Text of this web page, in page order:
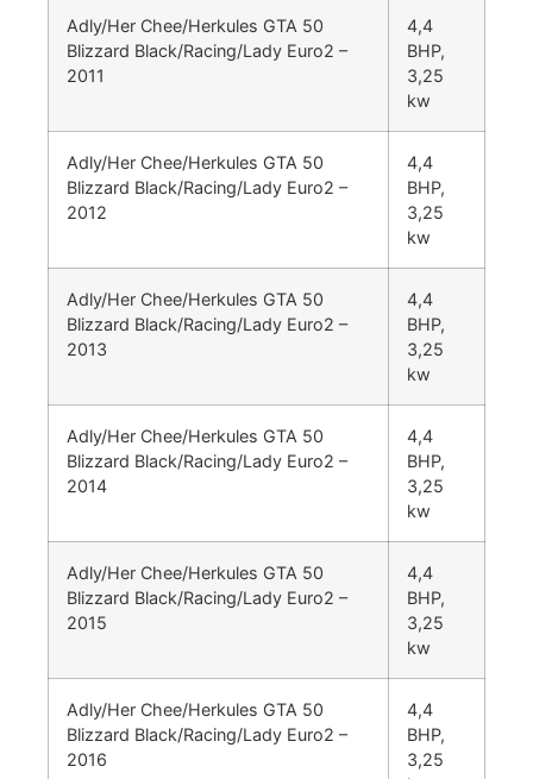
Adly/Her Chee/Herkules GTA 50
Blizzard Black/Racing/Lady Euro2 –
2011
4,4
BHP,
3,25
kw
Adly/Her Chee/Herkules GTA 50
Blizzard Black/Racing/Lady Euro2 –
2012
4,4
BHP,
3,25
kw
Adly/Her Chee/Herkules GTA 50
Blizzard Black/Racing/Lady Euro2 –
2013
4,4
BHP,
3,25
kw
Adly/Her Chee/Herkules GTA 50
Blizzard Black/Racing/Lady Euro2 –
2014
4,4
BHP,
3,25
kw
Adly/Her Chee/Herkules GTA 50
Blizzard Black/Racing/Lady Euro2 –
2015
4,4
BHP,
3,25
kw
Adly/Her Chee/Herkules GTA 50
Blizzard Black/Racing/Lady Euro2 –
2016
4,4
BHP,
3,25